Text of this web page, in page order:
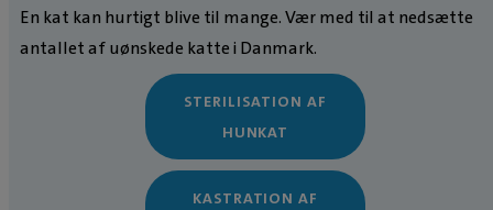
En kat kan hurtigt blive til mange. Vær med til at nedsætte
antallet af uønskede katte i Danmark.
STERILISATION AF
HUNKAT
KASTRATION AF